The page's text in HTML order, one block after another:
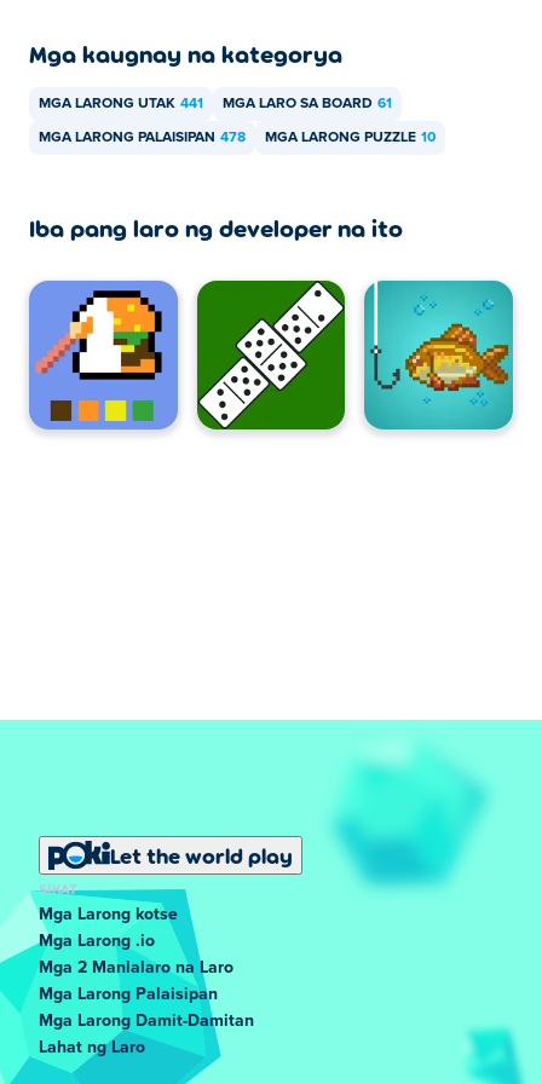
Mga kaugnay na kategorya
MGA LARONG UTAK 441 MGA LARO SA BOARD 61
MGA LARONG PALAISIPAN 478 MGA LARONG PUZZLE 10
Iba pang laro ng developer na ito
Let the world play
SIKAT
Mga Larong kotse
Mga Larong .io
Mga 2 Manlalaro na Laro
Mga Larong Palaisipan
Mga Larong Damit-Damitan
Lahat ng Laro